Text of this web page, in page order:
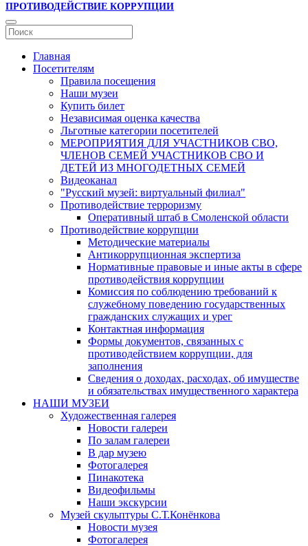
ПРОТИВОДЕЙСТВИЕ КОРРУПЦИИ
Главная
Посетителям
Правила посещения
Наши музеи
Купить билет
Независимая оценка качества
Льготные категории посетителей
МЕРОПРИЯТИЯ ДЛЯ УЧАСТНИКОВ СВО,
ЧЛЕНОВ СЕМЕЙ УЧАСТНИКОВ СВО И
ДЕТЕЙ ИЗ МНОГОДЕТНЫХ СЕМЕЙ
Видеоканал
"Русский музей: виртуальный филиал"
Противодействие терроризму
Оперативный штаб в Смоленской области
Противодействие коррупции
Методические материалы
Антикоррупционная экспертиза
Нормативные правовые и иные акты в сфере
противодействия коррупции
Комиссия по соблюдению требований к
служебному поведению государственных
гражданских служащих и урег
Контактная информация
Формы документов, связанных с
противодействием коррупции, для
заполнения
Сведения о доходах, расходах, об имуществе
и обязательствах имущественного характера
НАШИ МУЗЕИ
Художественная галерея
Новости галереи
По залам галереи
В дар музею
Фотогалерея
Пинакотека
Видеофильмы
Наши экскурсии
Музей скульптуры С.Т.Конёнкова
Новости музея
Фотогалерея